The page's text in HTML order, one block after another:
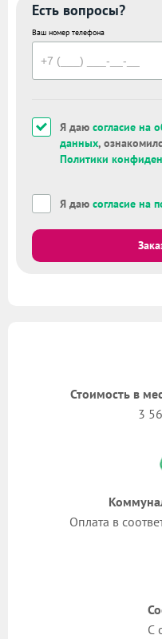
Есть вопросы?
Ваш номер телефона
Я даю согласие на
данных,
Политики
Я даю согласие на
Стоимость в
3
Оплата в
С